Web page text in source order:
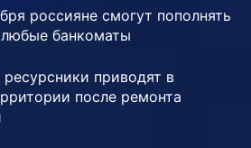
россияне смогут пополнять
любые банкоматы
приводят в
после ремонта